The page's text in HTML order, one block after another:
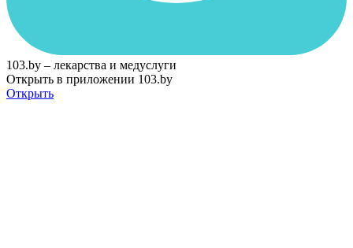
103.by – лекарства и медуслуги
Открыть в приложении 103.by
Открыть